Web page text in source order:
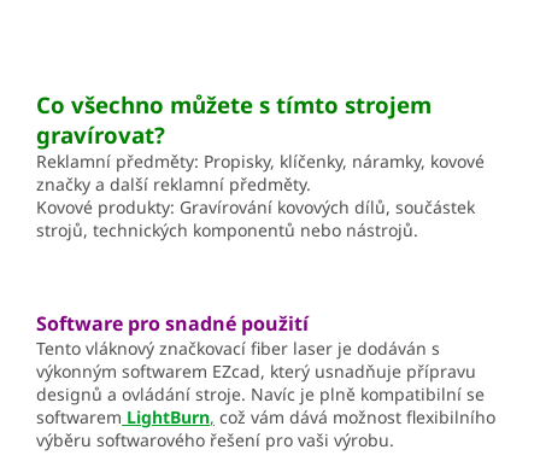
Co všechno můžete s tímto strojem
gravírovat?
Reklamní předměty: Propisky, klíčenky, náramky, kovové
značky a další reklamní předměty.
Kovové produkty: Gravírování kovových dílů, součástek
strojů, technických komponentů nebo nástrojů.
Software pro snadné použití
Tento vláknový značkovací fiber laser je dodáván s
výkonným softwarem EZcad, který usnadňuje přípravu
designů a ovládání stroje. Navíc je plně kompatibilní se
softwarem LightBurn, což vám dává možnost flexibilního
výběru softwarového řešení pro vaši výrobu.